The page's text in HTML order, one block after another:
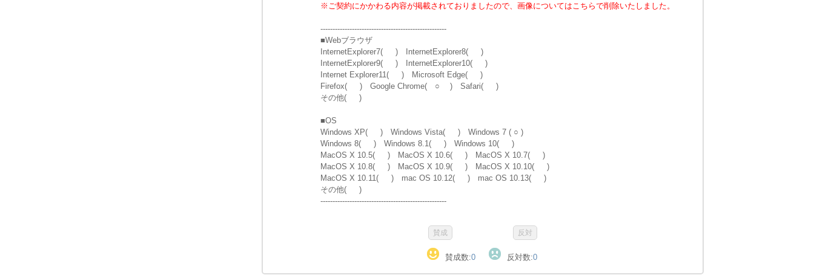
※ご契約にかかわる内容が掲載されておりましたので、画像についてはこちらで削除いたしました。
----------------------------------------------------
■Webブラウザ
InternetExplorer7( ) InternetExplorer8( )
InternetExplorer9( ) InternetExplorer10( )
Internet Explorer11( ) Microsoft Edge( )
Firefox( ) Google Chrome( ○ ) Safari( )
その他( )
■OS
Windows XP( ) Windows Vista( ) Windows 7 ( ○ )
Windows 8( ) Windows 8.1( ) Windows 10( )
MacOS X 10.5( ) MacOS X 10.6( ) MacOS X 10.7( )
MacOS X 10.8( ) MacOS X 10.9( ) MacOS X 10.10( )
MacOS X 10.11( ) mac OS 10.12( ) mac OS 10.13( )
その他( )
----------------------------------------------------
賛成数:0 反対数:0